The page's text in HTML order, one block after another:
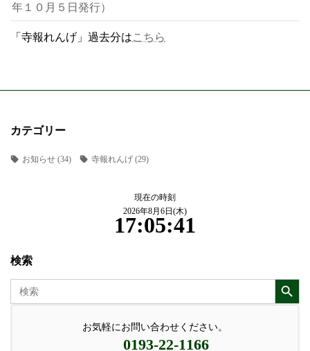
年１０月５日発行）
「寺報れんげ」過去分はこちら
カテゴリー
お知らせ(34) 寺報れんげ(29)
現在の時刻
2026年8月6日(木)
17:05:41
検索
Search
for:
Search Button
お気軽にお問い合わせください。
0193-22-1166